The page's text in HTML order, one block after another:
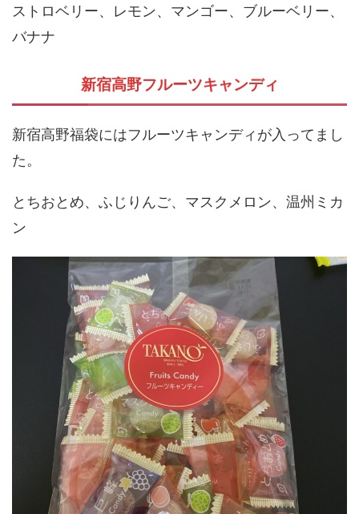
ストロベリー、レモン、マンゴー、ブルーベリー、
バナナ
新宿高野フルーツキャンディ
新宿高野福袋にはフルーツキャンディが入ってまし
た。
とちおとめ、ふじりんご、マスクメロン、温州ミカ
ン